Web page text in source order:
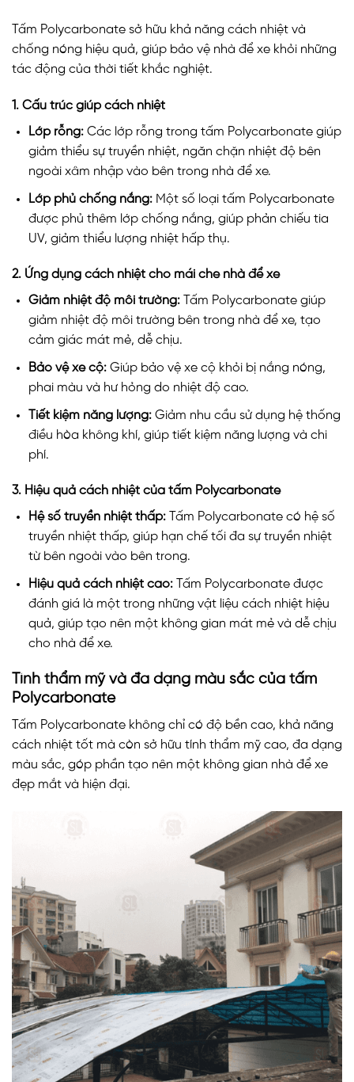
Tấm Polycarbonate sở hữu khả năng cách nhiệt và
chống nóng hiệu quả, giúp bảo vệ nhà để xe khỏi những
tác động của thời tiết khắc nghiệt.
1. Cấu trúc giúp cách nhiệt
Lớp rỗng:Các lớp rỗng trong tấm Polycarbonate giúp
giảm thiểu sự truyền nhiệt, ngăn chặn nhiệt độ bên
ngoài xâm nhập vào bên trong nhà để xe.
Lớp phủ chống nắng:Một số loại tấm Polycarbonate
được phủ thêm lớp chống nắng, giúp phản chiếu tia
UV, giảm thiểu lượng nhiệt hấp thụ.
2. Ứng dụng cách nhiệt cho mái che nhà để xe
Giảm nhiệt độ môi trường:Tấm Polycarbonate giúp
giảm nhiệt độ môi trường bên trong nhà để xe, tạo
cảm giác mát mẻ, dễ chịu.
Bảo vệ xe cộ:Giúp bảo vệ xe cộ khỏi bị nắng nóng,
phai màu và hư hỏng do nhiệt độ cao.
Tiết kiệm năng lượng:Giảm nhu cầu sử dụng hệ thống
điều hòa không khí, giúp tiết kiệm năng lượng và chi
phí.
3. Hiệu quả cách nhiệt của tấm Polycarbonate
Hệ số truyền nhiệt thấp:Tấm Polycarbonate có hệ số
truyền nhiệt thấp, giúp hạn chế tối đa sự truyền nhiệt
từ bên ngoài vào bên trong.
Hiệu quả cách nhiệt cao:Tấm Polycarbonate được
đánh giá là một trong những vật liệu cách nhiệt hiệu
quả, giúp tạo nên một không gian mát mẻ và dễ chịu
cho nhà để xe.
Tính thẩm mỹ và đa dạng màu sắc của tấm
Polycarbonate
Tấm Polycarbonate không chỉ có độ bền cao, khả năng
cách nhiệt tốt mà còn sở hữu tính thẩm mỹ cao, đa dạng
màu sắc, góp phần tạo nên một không gian nhà để xe
đẹp mắt và hiện đại.